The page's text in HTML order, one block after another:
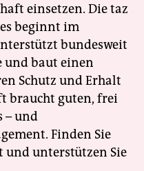
einsetzen. Die taz
beginnt im
bundesweit
und baut einen
Schutz und Erhalt
braucht guten, frei
– und
Finden Sie
und unterstützen Sie